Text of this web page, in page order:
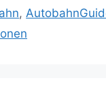
,